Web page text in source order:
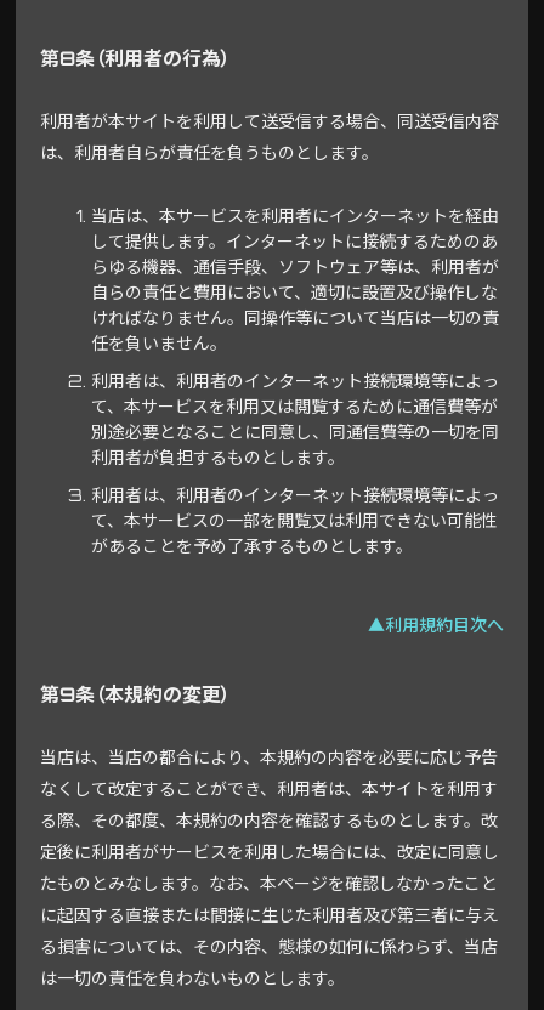
第8条（利用者の行為）
利用者が本サイトを利用して送受信する場合、同送受信内容
は、利用者自らが責任を負うものとします。
当店は、本サービスを利用者にインターネットを経由
して提供します。インターネットに接続するためのあ
らゆる機器、通信手段、ソフトウェア等は、利用者が
自らの責任と費用において、適切に設置及び操作しな
ければなりません。同操作等について当店は一切の責
任を負いません。
利用者は、利用者のインターネット接続環境等によっ
て、本サービスを利用又は閲覧するために通信費等が
別途必要となることに同意し、同通信費等の一切を同
利用者が負担するものとします。
利用者は、利用者のインターネット接続環境等によっ
て、本サービスの一部を閲覧又は利用できない可能性
があることを予め了承するものとします。
▲利用規約目次へ
第9条（本規約の変更）
当店は、当店の都合により、本規約の内容を必要に応じ予告
なくして改定することができ、利用者は、本サイトを利用す
る際、その都度、本規約の内容を確認するものとします。改
定後に利用者がサービスを利用した場合には、改定に同意し
たものとみなします。なお、本ページを確認しなかったこと
に起因する直接または間接に生じた利用者及び第三者に与え
る損害については、その内容、態様の如何に係わらず、当店
は一切の責任を負わないものとします。